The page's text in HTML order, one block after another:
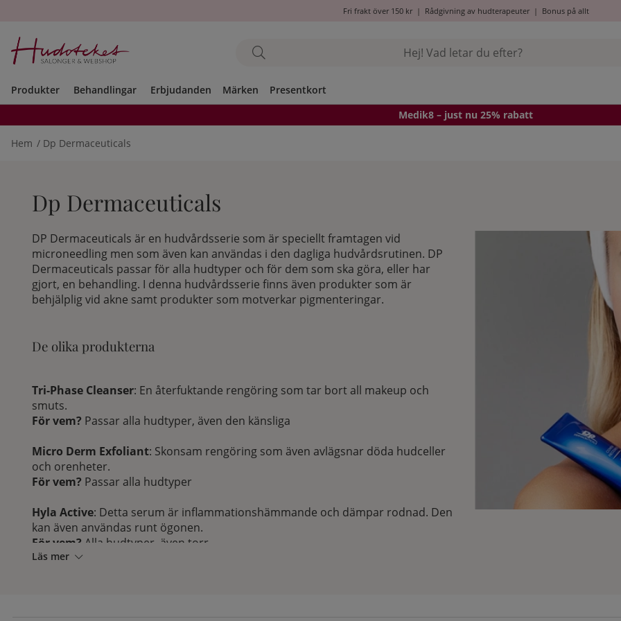
Fri frakt över 150 kr| Rådgivning av hudterapeuter| Bonus på allt
Produkter Behandlingar Erbjudanden Märken Presentkort
Medik8 – just nu 25% rabatt
Hem Dp Dermaceuticals
Dp Dermaceuticals
DP Dermaceuticals är en hudvårdsserie som är speciellt framtagen vid
microneedling men som även kan användas i den dagliga hudvårdsrutinen. DP
Dermaceuticals passar för alla hudtyper och för dem som ska göra, eller har
gjort, en behandling. I denna hudvårdsserie finns även produkter som är
behjälplig vid akne samt produkter som motverkar pigmenteringar.
De olika produkterna
Tri-Phase Cleanser: En återfuktande rengöring som tar bort all makeup och
smuts.
För vem? Passar alla hudtyper, även den känsliga
Micro Derm Exfoliant: Skonsam rengöring som även avlägsnar döda hudceller
och orenheter.
För vem? Passar alla hudtyper
Hyla Active: Detta serum är inflammationshämmande och dämpar rodnad. Den
kan även användas runt ögonen.
För vem? Alla hudtyper, även torr
Läs mer